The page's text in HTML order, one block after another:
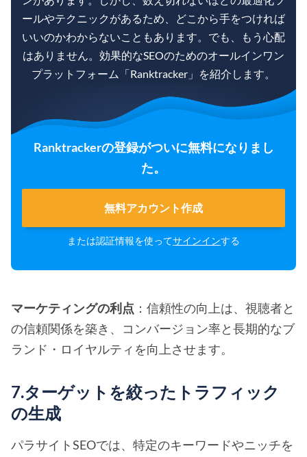
ールやテクニックがあるため、どこから手をつければ
いいのかわからないこともあります。でも、もう心配
はありません。効果的なSEOのためのオールインワン
プラットフォーム「Ranktracker」を紹介します。
Ranktrackerの登録がついに無料になりまし
た。
無料アカウント作成
または認証情報を使ってサインインする
マーケティングの利点 ：信頼性の向上は、視聴者と
の信頼関係を築き、コンバージョン率と長期的なブ
ランド・ロイヤルティを向上させます。
7.ターゲットを絞ったトラフィック
の生成
パラサイトSEOでは、特定のキーワードやニッチを